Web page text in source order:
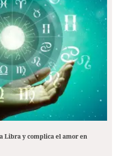
Libra y complica el amor en